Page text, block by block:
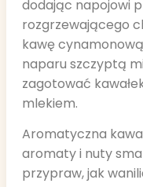
dodając napojowi
rozgrzewającego
kawę
naparu szczyptą
zagotować
mlekiem.
Aromatyczna
aromaty i nuty
przypraw, jak